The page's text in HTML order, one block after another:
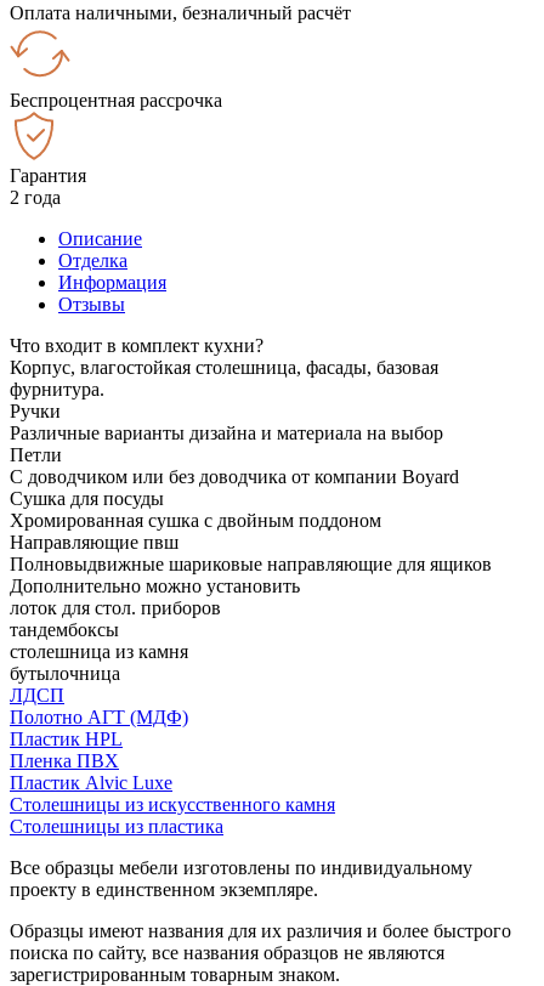
Оплата наличными, безналичный расчёт
Беспроцентная рассрочка
Гарантия
2 года
Описание
Отделка
Информация
Отзывы
Что входит в комплект кухни?
Корпус, влагостойкая столешница, фасады, базовая
фурнитура.
Ручки
Различные варианты дизайна и материала на выбор
Петли
С доводчиком или без доводчика от компании Boyard
Сушка для посуды
Хромированная сушка с двойным поддоном
Направляющие пвш
Полновыдвижные шариковые направляющие для ящиков
Дополнительно можно установить
лоток для стол. приборов
тандембоксы
столешница из камня
бутылочница
ЛДСП
Полотно АГТ (МДФ)
Пластик HPL
Пленка ПВХ
Пластик Alvic Luxe
Столешницы из искусственного камня
Столешницы из пластика
Все образцы мебели изготовлены по индивидуальному
проекту в единственном экземпляре.
Образцы имеют названия для их различия и более быстрого
поиска по сайту, все названия образцов не являются
зарегистрированным товарным знаком.